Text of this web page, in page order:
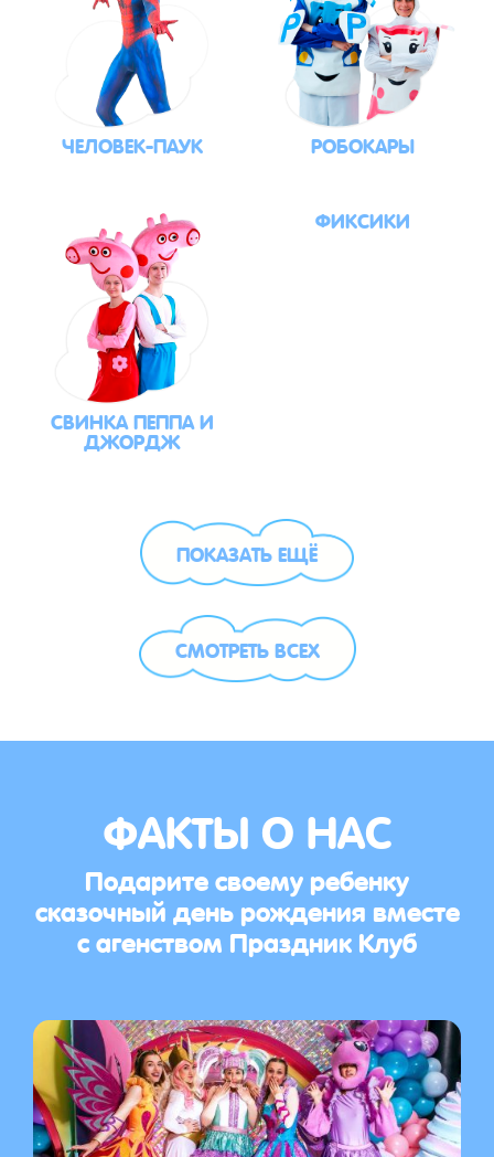
ЧЕЛОВЕК-ПАУК РОБОКАРЫ
СВИНКА ПЕППА И
ДЖОРДЖ
ФИКСИКИ
ПОКАЗАТЬ ЕЩЁ
СМОТРЕТЬ ВСЕХ
ФАКТЫ О НАС
Подарите своему ребенку
сказочный день рождения вместе
с агенством Праздник Клуб